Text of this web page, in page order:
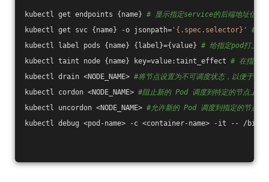
kubectl get endpoints {name} # 显示指定service的后端地址信息
kubectl get svc {name} -o jsonpath= '{.spec.selector}'
#
kubectl label pods {name} {label}={value} # 给指定pod打上标
kubectl taint node {name} key=value:taint_effect # 在指定
kubectl drain <NODE_NAME> #将节点设置为不可调度状态，以便于维
kubectl cordon <NODE_NAME> #阻止新的 Pod 调度到特定的节点上，
kubectl uncordon <NODE_NAME> #允许新的 Pod 调度到指定的节点
kubectl debug <pod-name> -c <container-name> -it -- /bin/